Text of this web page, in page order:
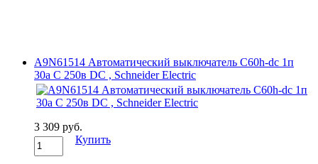
A9N61514 Автоматический выключатель C60h-dc 1п
30а C 250в DC , Schneider Electric
3 309 руб.
Купить